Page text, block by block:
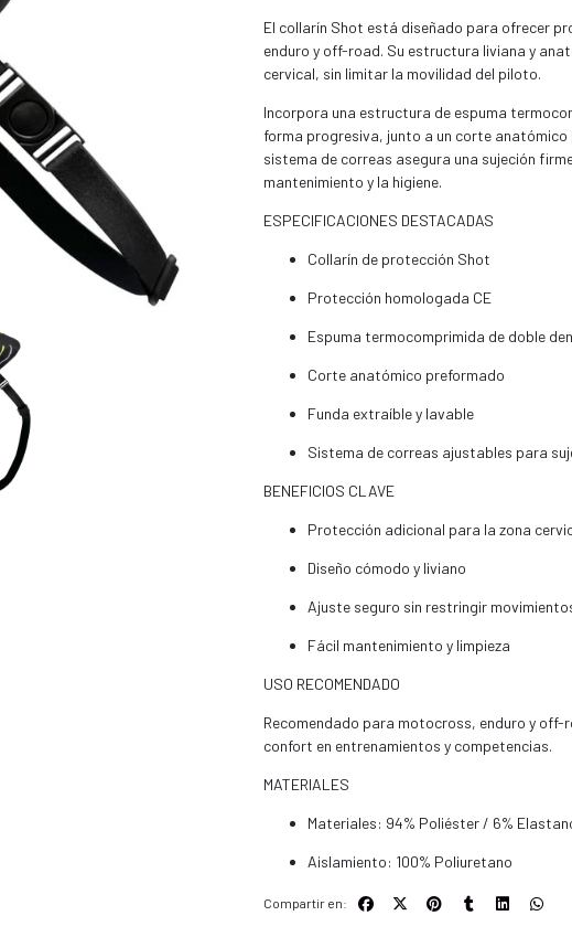
/ enduro / ATV
El collarín Shot está diseñado para ofrecer
enduro y off-road. Su estructura liviana y
cervical, sin limitar la movilidad del piloto.
Incorpora una estructura de espuma
forma progresiva, junto a un corte
sistema de correas asegura una sujeción
mantenimiento y la higiene.
ESPECIFICACIONES DESTACADAS
Collarín de protección Shot
Protección homologada CE
Espuma termocomprimida de doble
Corte anatómico preformado
Funda extraíble y lavable
Sistema de correas ajustables para
BENEFICIOS CLAVE
Protección adicional para la zona
Diseño cómodo y liviano
Ajuste seguro sin restringir
Fácil mantenimiento y limpieza
USO RECOMENDADO
Recomendado para motocross, enduro y
confort en entrenamientos y competencias.
MATERIALES
Materiales: 94% Poliéster / 6%
Aislamiento: 100% Poliuretano
Compartir en: